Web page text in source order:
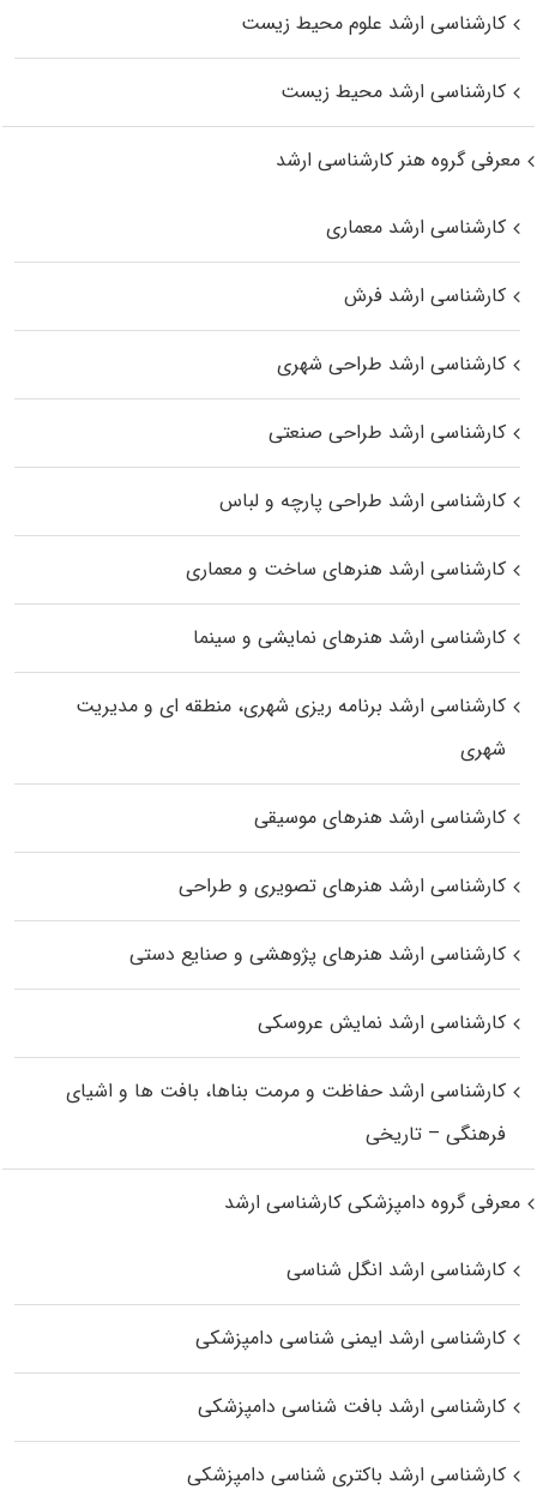
کارشناسی ارشد علوم محیط‌ زیست
کارشناسی ارشد محیط زیست
معرفی گروه هنر کارشناسی ارشد
کارشناسی ارشد معماری
کارشناسی ارشد فرش
کارشناسی ارشد طراحی شهری
کارشناسی ارشد طراحی صنعتی
کارشناسی ارشد طراحی پارچه و لباس
کارشناسی ارشد هنرهای ساخت و معماری
کارشناسی ارشد هنرهای نمایشی و سینما
کارشناسی ارشد برنامه ریزی شهری، منطقه‌ ای و مدیریت
شهری
کارشناسی ارشد هنرهای موسیقی
کارشناسی ارشد هنرهای تصویری و طراحی
کارشناسی ارشد هنرهای پژوهشی و صنایع دستی
کارشناسی ارشد نمایش عروسکی
کارشناسی ارشد حفاظت و مرمت بناها، بافت‌ ها و اشیای
فرهنگی – تاریخی
معرفی گروه دامپزشکی کارشناسی ارشد
کارشناسی ارشد انگل شناسی
کارشناسی ارشد ایمنی‌ شناسی دامپزشکی
کارشناسی ارشد بافت‌ شناسی دامپزشکی
کارشناسی ارشد باکتری‌ شناسی دامپزشکی